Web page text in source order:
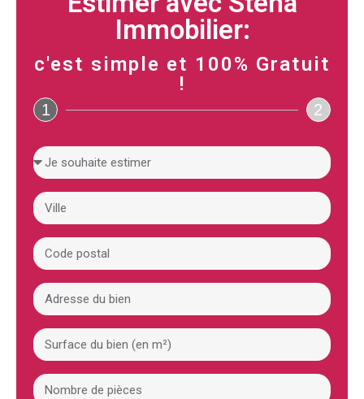
Immobilier:
c'est simple et 100% Gratuit
!
1 2